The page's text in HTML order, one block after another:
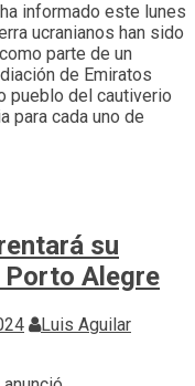
informado este lunes
ucranianos han sido
parte de un
de Emiratos
pueblo del cautiverio
para cada uno de
su
Porto Alegre
Luis Aguilar